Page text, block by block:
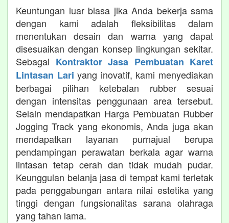
Keuntungan luar biasa jika Anda bekerja sama
dengan kami adalah fleksibilitas dalam
menentukan desain dan warna yang dapat
disesuaikan dengan konsep lingkungan sekitar.
Sebagai Kontraktor Jasa Pembuatan Karet
Lintasan Lari yang inovatif, kami menyediakan
berbagai pilihan ketebalan rubber sesuai
dengan intensitas penggunaan area tersebut.
Selain mendapatkan Harga Pembuatan Rubber
Jogging Track yang ekonomis, Anda juga akan
mendapatkan layanan purnajual berupa
pendampingan perawatan berkala agar warna
lintasan tetap cerah dan tidak mudah pudar.
Keunggulan belanja jasa di tempat kami terletak
pada penggabungan antara nilai estetika yang
tinggi dengan fungsionalitas sarana olahraga
yang tahan lama.